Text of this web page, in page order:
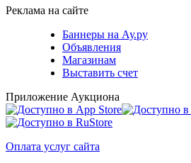
Реклама на сайте
Баннеры на Ау.ру
Объявления
Магазинам
Выставить счет
Приложение Аукциона
Оплата услуг сайта